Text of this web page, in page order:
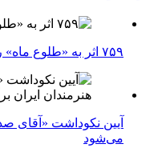
۷۵۹ اثر به «طلوع ماه» رسید
آیین نکوداشت «آقای
می‌شود